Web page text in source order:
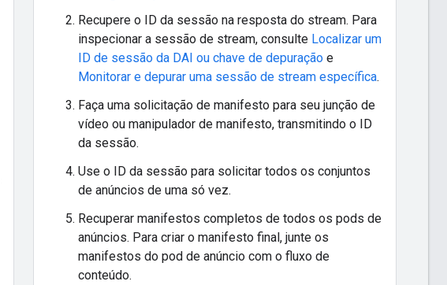
Recupere o ID da sessão na resposta do stream. Para
inspecionar a sessão de stream, consulte Localizar um
ID de sessão da DAI ou chave de depuraçãoe
Monitorar e depurar uma sessão de stream específica.
Faça uma solicitação de manifesto para seu junção de
vídeo ou manipulador de manifesto, transmitindo o ID
da sessão.
Use o ID da sessão para solicitar todos os conjuntos
de anúncios de uma só vez.
Recuperar manifestos completos de todos os pods de
anúncios. Para criar o manifesto final, junte os
manifestos do pod de anúncio com o fluxo de
conteúdo.